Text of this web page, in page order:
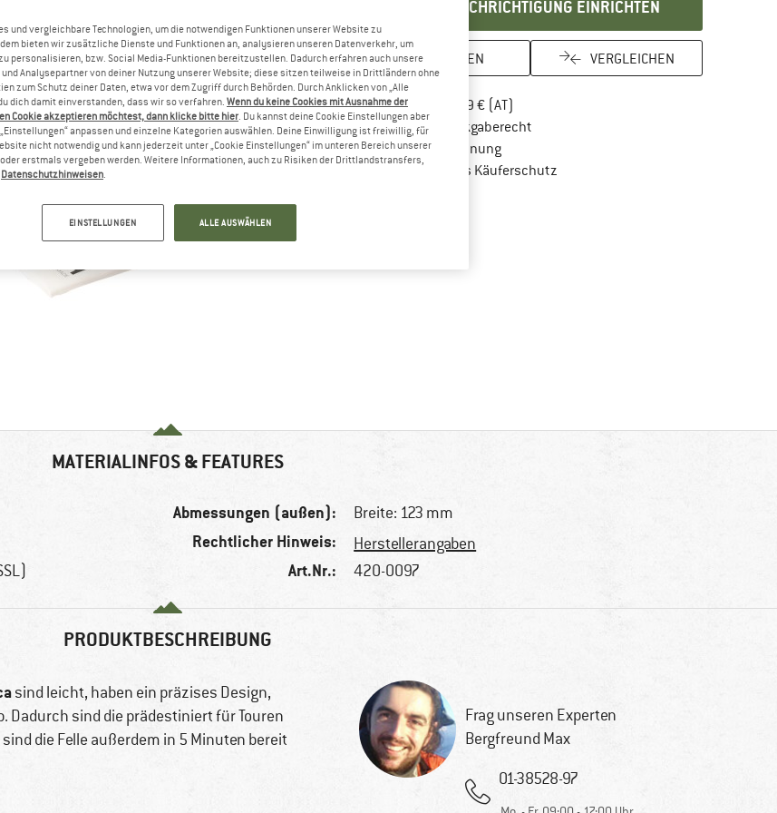
BENACHRICHTIGUNG EINRICHTEN
MERKEN VERGLEICHEN
Portofrei ab 69 € (AT)
100 Tage RückgaberechtGehe hier zu den Rückgabe-Richtlinien
Kauf auf RechnungFinde die Zahlungs-Infos hier! Öffnet sich in
Trusted Shops KäuferschutzFinde alle Infos hier!
MATERIALINFOS & FEATURES
Abmessungen (außen): Breite: 123 mm
Rechtlicher Hinweis: Herstellerangaben
Art.Nr.: 420-0097
PRODUKTBESCHREIBUNG
sind leicht, haben ein präzises Design,
Dadurch sind die prädestiniert für Touren
sind die Felle außerdem in 5 Minuten bereit
Frag unseren Experten
Bergfreund Max
01-38528-97
und vergleichbare Technologien, um die notwendigen Funktionen unserer Website zu
bieten wir zusätzliche Dienste und Funktionen an, analysieren unseren Datenverkehr, um
personalisieren, bzw. Social Media-Funktionen bereitzustellen. Dadurch erfahren auch unsere
und Analysepartner von deiner Nutzung unserer Website; diese sitzen teilweise in Drittländern ohne
zum Schutz deiner Daten, etwa vor dem Zugriff durch Behörden. Durch Anklicken von „Alle
dich damit einverstanden, dass wir so verfahren. Wenn du keine Cookies mit Ausnahme der
Cookie akzeptieren möchtest, dann klicke bitte hier. Du kannst deine Cookie Einstellungen aber
anpassen und einzelne Kategorien auswählen. Deine Einwilligung ist freiwillig, für
nicht notwendig und kann jederzeit unter „Cookie Einstellungen“ im unteren Bereich unserer
erstmals vergeben werden. Weitere Informationen, auch zu Risiken der Drittlandstransfers,
Datenschutzhinweisen.
EINSTELLUNGEN ALLE AUSWÄHLEN